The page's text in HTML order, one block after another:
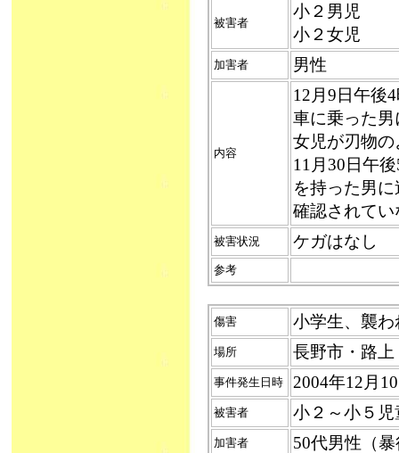
被害者
小２男児
小２女児
加害者 男性
内容
12月9日午後
車に乗った
女児が刃物
11月30日午
を持った男
確認されてい
被害状況 ケガはなし
参考
傷害 小学生、襲わ
場所 長野市・路上
事件発生日時 2004年12月
被害者 小２～小５
加害者 50代男性（